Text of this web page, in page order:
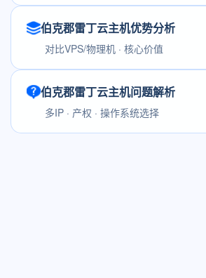
伯克郡雷丁云主机优势分析
对比VPS/物理机 · 核心价值
伯克郡雷丁云主机问题解析
多IP · 产权 · 操作系统选择